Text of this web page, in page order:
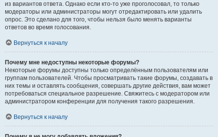
из вариантов ответа. Однако если кто-то уже проголосовал, то только
модераторы или администраторы могут отредактировать или удалить
опрос. Это сделано для того, чтобы нельзя было менять варианты
ответов во время голосования.
Вернуться к началу
Почему мне недоступны некоторые форумы?
Некоторые форумы доступны только определённым пользователям или
группам пользователей. Чтобы просматривать такие форумы, создавать в
них темы и оставлять сообщения, совершать другие действия, вам может
потребоваться специальное разрешение. Свяжитесь с модератором или
администратором конференции для получения такого разрешения.
Вернуться к началу